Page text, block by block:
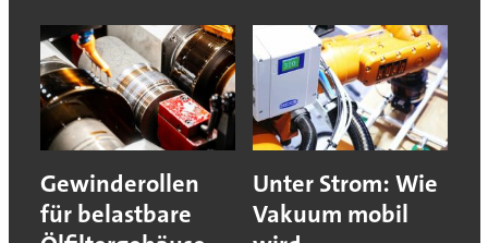
Gewinderollen
für belastbare
Unter Strom: Wie
Vakuum mobil